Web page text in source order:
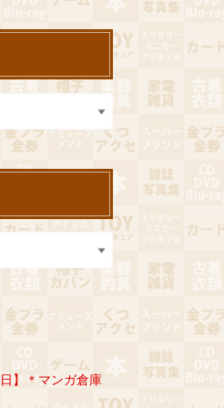
】＊マンガ倉庫